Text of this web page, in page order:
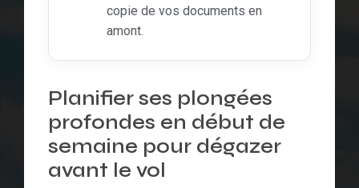
copie de vos documents en
amont.
Planifier ses plongées
profondes en début de
semaine pour dégazer
avant le vol